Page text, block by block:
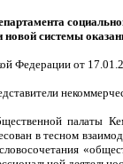
системы
Федерации от
палаты
в тесном